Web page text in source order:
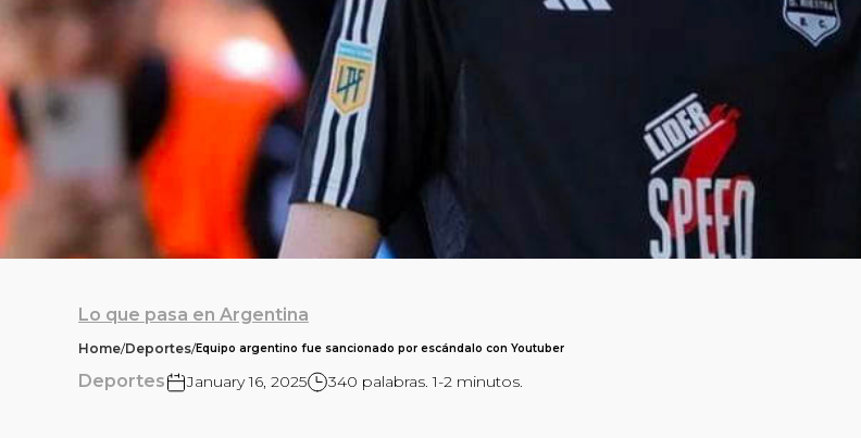
Lo que pasa en Argentina
Home/Deportes/Equipo argentino fue sancionado por escándalo con Youtuber
Deportes January 16, 2025 340 palabras. 1-2 minutos.